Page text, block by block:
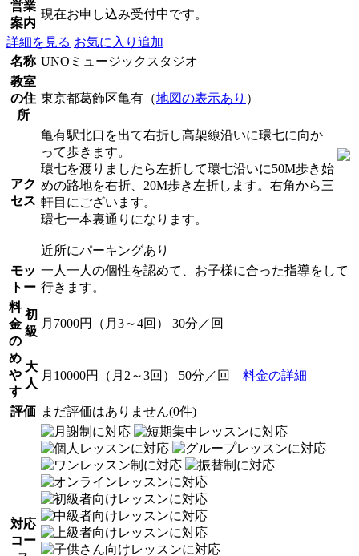
営業
案内
現在お申し込み受付中です。
詳細を見る お気に入り追加
名称 UNOミュージックスタジオ
教室
の住
所
東京都葛飾区亀有（地図の表示あり ）
アク
セス
亀有駅北口を出て右折し高架線沿いに環七に向か
って歩きます。
環七を渡りましたら左折して環七沿いに50M歩き始
めの路地を右折、20M歩き左折します。右角から三
軒目にございます。
環七一本裏通りになります。
近所にパーキングあり
モッ
トー
一人一人の個性を認めて、お子様に合った指導をして
行きます。
料
金
の
め
や
す
初
級
月7000円（月3～4回） 30分／回
大
人
月10000円（月2～3回） 50分／回 料金の詳細
評価 まだ評価はありません(0件)
対応
コー